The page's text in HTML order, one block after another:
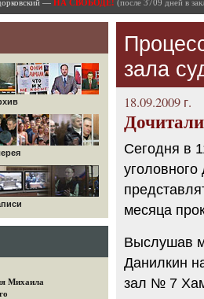
— НА СВОБОДЕ! (после 3709 дней в
Михаила
зала
18.09.2009 г.
Дочитали
Сегодня в
месяца
Выслушав
Данилкин
зал № 7